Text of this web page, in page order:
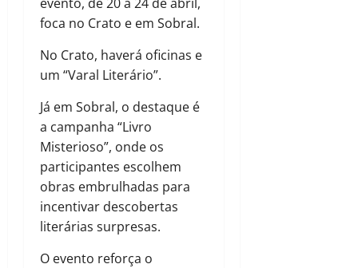
foca no Crato e em Sobral.
No Crato, haverá oficinas e
um “Varal Literário”.
Já em Sobral, o destaque é
a campanha “Livro
Misterioso”, onde os
participantes escolhem
obras embrulhadas para
incentivar descobertas
literárias surpresas.
O evento reforça o